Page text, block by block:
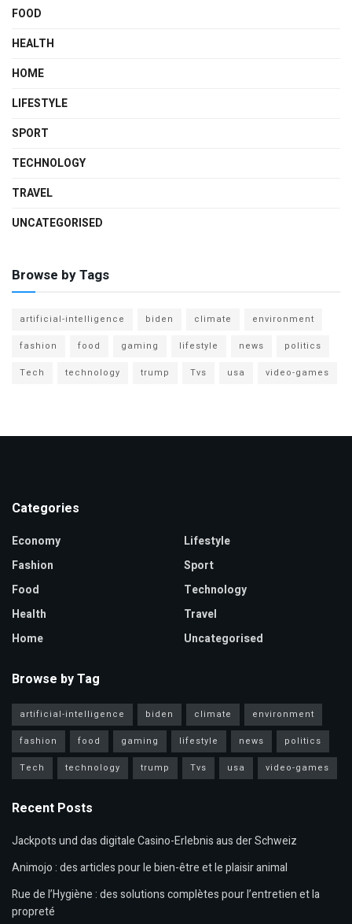
FOOD
HEALTH
HOME
LIFESTYLE
SPORT
TECHNOLOGY
TRAVEL
UNCATEGORISED
Browse by Tags
artificial-intelligence biden climate
environment
fashion
food gaming lifestyle news
politics
Tech
technology trump Tvs usa video-games
Categories
Economy
Fashion
Food
Health
Home
Lifestyle
Sport
Technology
Travel
Uncategorised
Browse by Tag
artificial-intelligence biden climate
environment
fashion
food gaming lifestyle news
politics
Tech
technology trump Tvs usa video-games
Recent Posts
Jackpots und das digitale Casino-Erlebnis aus der Schweiz
Animojo : des articles pour le bien-être et le plaisir animal
Rue de l’Hygiène : des solutions complètes pour l’entretien et la
propreté